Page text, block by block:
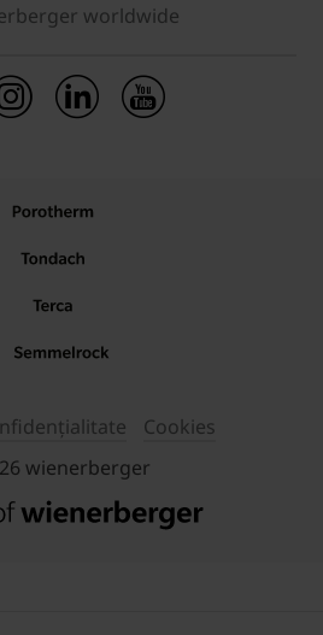
worldwide
Cookies
wienerberger